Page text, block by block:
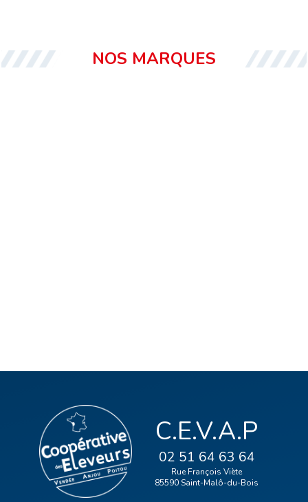
NOS MARQUES
C.E.V.A.P
02 51 64 63 64
Rue François Viète
85590 Saint-Malô-du-Bois